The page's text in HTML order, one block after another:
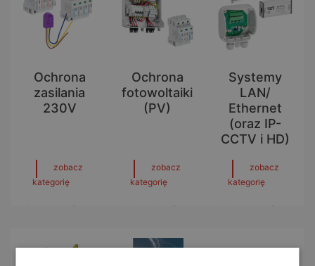
Ochrona
zasilania
230V
zobacz
kategorię
9 produktów w
Ochrona
fotowoltaiki
(PV)
zobacz
kategorię
18 produktów w
Systemy
LAN/
Ethernet
(oraz IP-
CCTV i HD)
zobacz
kategorię
20 produktów w